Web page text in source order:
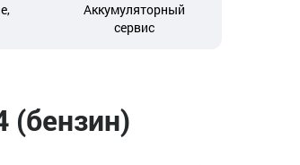
Аккумуляторный
сервис
(бензин)